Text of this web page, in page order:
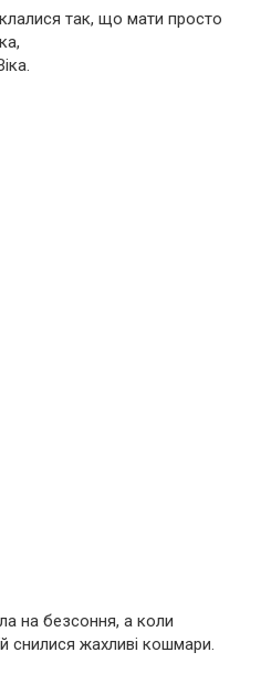
так, що мати просто
на безсоння, а коли
снилися жахливі кошмари.